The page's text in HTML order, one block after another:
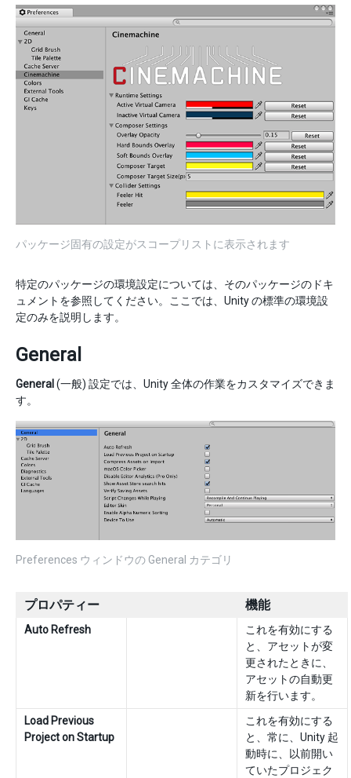
パッケージ固有の設定がスコープリストに表示されます
特定のパッケージの環境設定については、そのパッケージのドキ
ュメントを参照してください。ここでは、Unity の標準の環境設
定のみを説明します。
General
General (一般) 設定では、Unity 全体の作業をカスタマイズできま
す。
Preferences ウィンドウの General カテゴリ
プロパティー 機能
Auto Refresh
これを有効にする
と、アセットが変
更されたときに、
アセットの自動更
新を行います。
Load Previous
Project on Startup
これを有効にする
と、常に、Unity 起
動時に、以前開い
ていたプロジェク